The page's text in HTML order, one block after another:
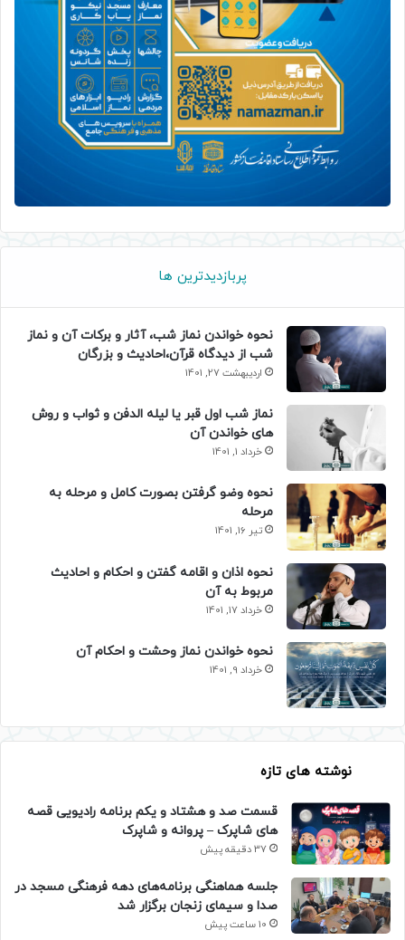
پربازدیدترین ها
نحوه خواندن نماز شب، آثار و برکات آن و نماز
شب از دیدگاه قرآن،احادیث و بزرگان
اردیبهشت 27, 1401
نماز شب اول قبر یا لیله الدفن و ثواب و روش
های خواندن آن
خرداد 1, 1401
نحوه وضو گرفتن بصورت کامل و مرحله به
مرحله
تیر 16, 1401
نحوه اذان و اقامه گفتن و احکام و احادیث
مربوط به آن
خرداد 17, 1401
نحوه خواندن نماز وحشت و احکام آن
خرداد 9, 1401
نوشته های تازه
قسمت صد و هشتاد و یکم برنامه رادیویی قصه
های شاپرک – پروانه و شاپرک
37 دقیقه پیش
جلسه هماهنگی برنامه‌های دهه فرهنگی مسجد در
صدا و سیمای زنجان برگزار شد
10 ساعت پیش